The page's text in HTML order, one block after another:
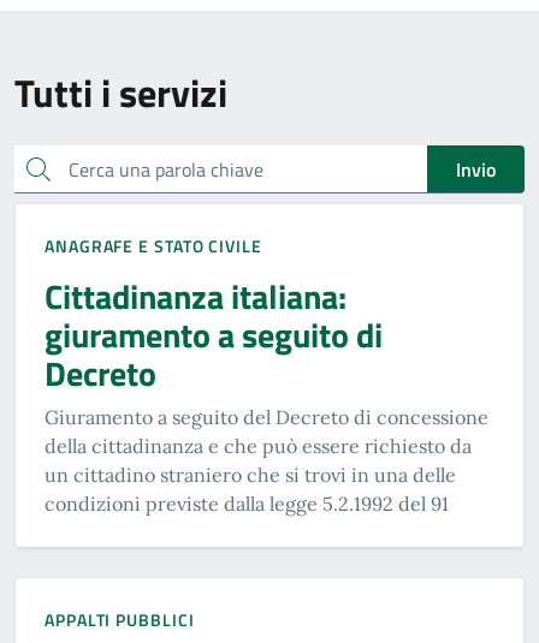
Tutti i servizi
Cerca una parola chiave Invio
ANAGRAFE E STATO CIVILE
Cittadinanza italiana:
giuramento a seguito di
Decreto
Giuramento a seguito del Decreto di concessione
della cittadinanza e che può essere richiesto da
un cittadino straniero che si trovi in una delle
condizioni previste dalla legge 5.2.1992 del 91
APPALTI PUBBLICI